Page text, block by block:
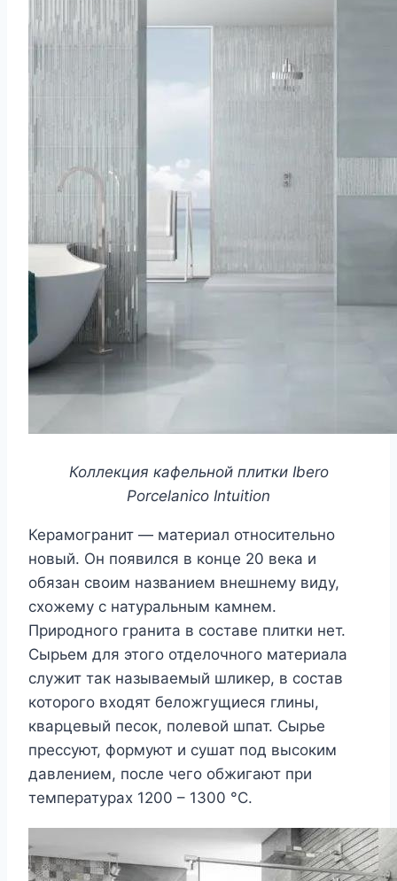
Коллекция кафельной плитки Ibero
Porcelanico Intuition
Керамогранит — материал относительно
новый. Он появился в конце 20 века и
обязан своим названием внешнему виду,
схожему с натуральным камнем.
Природного гранита в составе плитки нет.
Сырьем для этого отделочного материала
служит так называемый шликер, в состав
которого входят беложгущиеся глины,
кварцевый песок, полевой шпат. Сырье
прессуют, формуют и сушат под высоким
давлением, после чего обжигают при
температурах 1200 – 1300 °С.